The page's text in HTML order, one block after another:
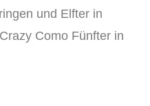
und Elfter in
Como Fünfter in